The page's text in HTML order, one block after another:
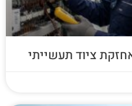
ציוד תעשייתי